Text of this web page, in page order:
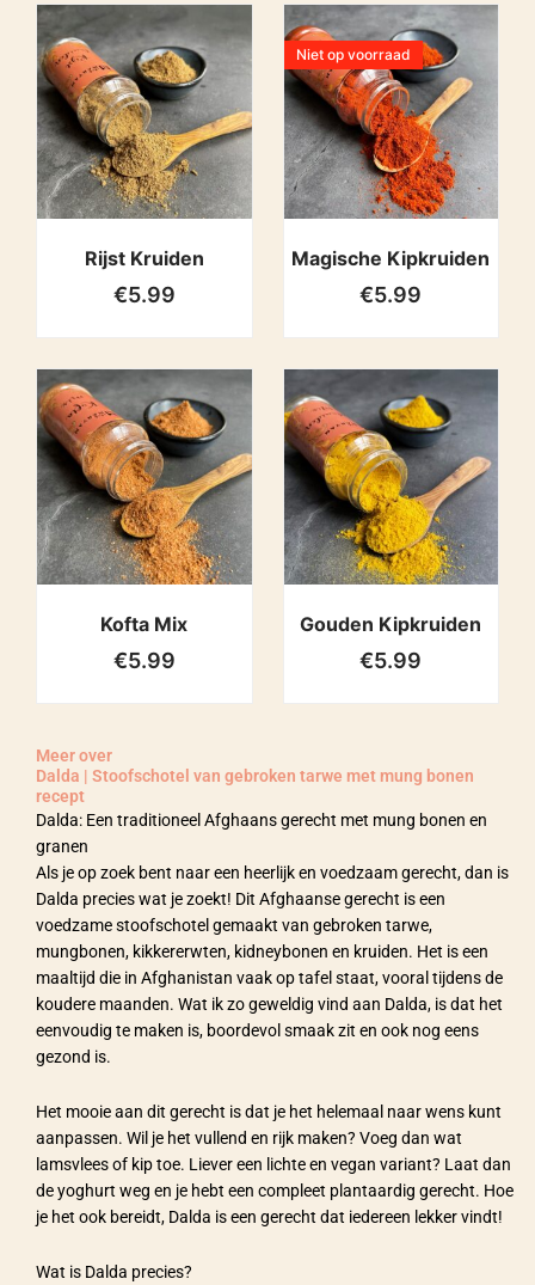
Rijst Kruiden
€5.99
Magische Kipkruiden
Niet op voorraad
€5.99
Kofta Mix
€5.99
Gouden Kipkruiden
€5.99
Meer over
Dalda | Stoofschotel van gebroken tarwe met mung bonen
recept
Dalda: Een traditioneel Afghaans gerecht met mung bonen en
granen
Als je op zoek bent naar een heerlijk en voedzaam gerecht, dan is
Dalda precies wat je zoekt! Dit Afghaanse gerecht is een
voedzame stoofschotel gemaakt van gebroken tarwe,
mungbonen, kikkererwten, kidneybonen en kruiden. Het is een
maaltijd die in Afghanistan vaak op tafel staat, vooral tijdens de
koudere maanden. Wat ik zo geweldig vind aan Dalda, is dat het
eenvoudig te maken is, boordevol smaak zit en ook nog eens
gezond is.
Het mooie aan dit gerecht is dat je het helemaal naar wens kunt
aanpassen. Wil je het vullend en rijk maken? Voeg dan wat
lamsvlees of kip toe. Liever een lichte en vegan variant? Laat dan
de yoghurt weg en je hebt een compleet plantaardig gerecht. Hoe
je het ook bereidt, Dalda is een gerecht dat iedereen lekker vindt!
Wat is Dalda precies?